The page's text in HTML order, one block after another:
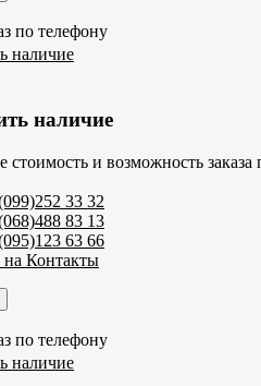
по телефону
наличие
наличие
стоимость и возможность заказа
33 32
83 13
63 66
Контакты
по телефону
наличие